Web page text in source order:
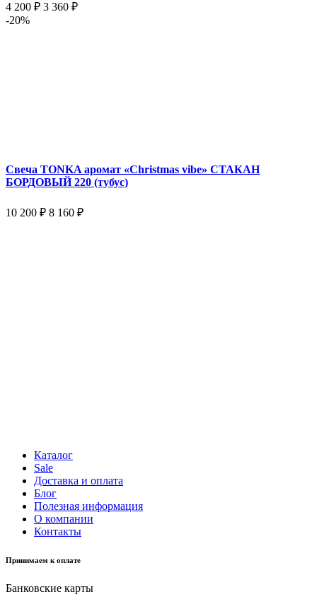
4 200 ₽ 3 360 ₽
-20%
Свеча TONKA аромат «Christmas vibe» СТАКАН
БОРДОВЫЙ 220 (тубус)
10 200 ₽ 8 160 ₽
Каталог
Sale
Доставка и оплата
Блог
Полезная информация
О компании
Контакты
Принимаем к оплате
Банковские карты